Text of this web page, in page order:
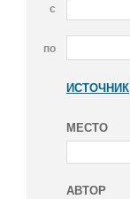
с
по
ИСТОЧНИК
МЕСТО
АВТОР